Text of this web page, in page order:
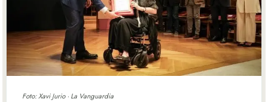
Foto: Xavi Jurio · La Vanguardia